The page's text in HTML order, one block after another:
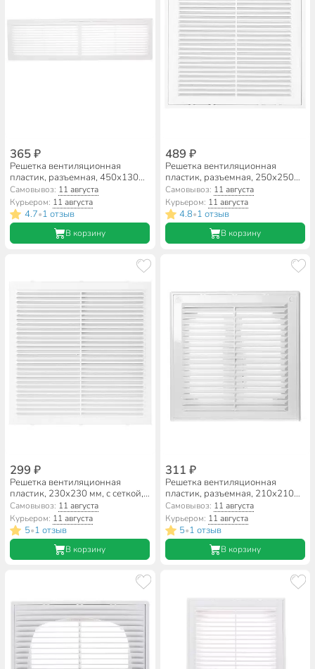
365 ₽
Решетка вентиляционная
пластик, разъемная, 450х130
мм, Event, 4513РП
Самовывоз: 11 августа
Курьером: 11 августа
4.7•1 отзыв
В корзину
489 ₽
Решетка вентиляционная
пластик, разъемная, 250х250
мм, с сеткой, Event, 2525М/Р/С
Самовывоз: 11 августа
Курьером: 11 августа
4.8•1 отзыв
В корзину
299 ₽
Решетка вентиляционная
пластик, 230х230 мм, с сеткой,
Event, 2323М/С
Самовывоз: 11 августа
Курьером: 11 августа
5•1 отзыв
В корзину
311 ₽
Решетка вентиляционная
пластик, разъемная, 210х210
мм, с сеткой, Event, 2121М/Р/С
Самовывоз: 11 августа
Курьером: 11 августа
5•1 отзыв
В корзину